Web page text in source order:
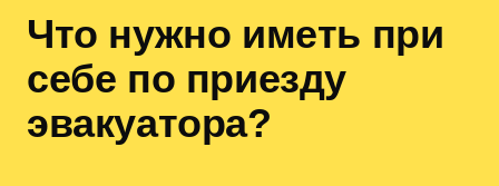
Что нужно иметь при
себе по приезду
эвакуатора?